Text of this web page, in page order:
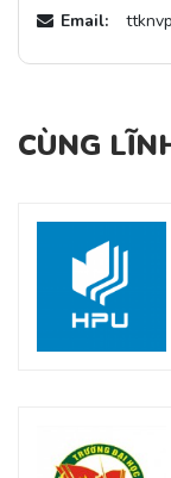
Email:
CÙNG